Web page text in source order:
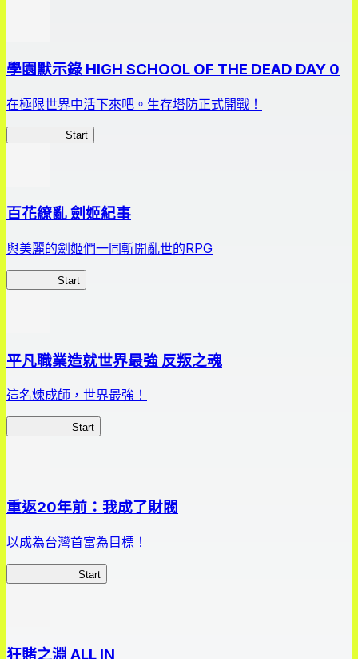
學園默示錄 HIGH SCHOOL OF THE DEAD DAY 0
在極限世界中活下來吧。生存塔防正式開戰！
Start
百花繚亂 劍姬紀事
與美麗的劍姬們一同斬開亂世的RPG
Start
平凡職業造就世界最強 反叛之魂
這名煉成師，世界最強！
Start
重返20年前：我成了財閥
以成為台灣首富為目標！
Start
狂賭之淵 ALL IN